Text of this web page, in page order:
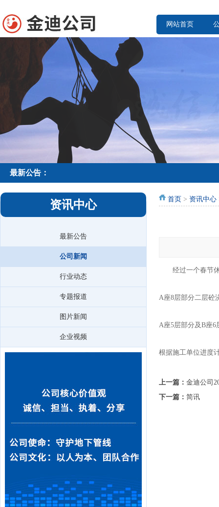
网站首页
最新公告：
资讯中心
最新公告
公司新闻
行业动态
专题报道
图片新闻
企业视频
首页 > 资讯中心
经过一个春节休
A座8层部分二层砼
A座5层部分及B座6
根据施工单位进度
上一篇： 金迪公司
下一篇： 简讯